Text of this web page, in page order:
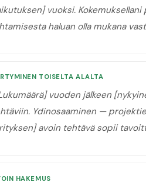
vuoksi.
haluan olla mukana
TOISELTA ALALTA
vuoden jälkeen
Ydinosaaminen —
avoin tehtävä sopii
HAKEMUS